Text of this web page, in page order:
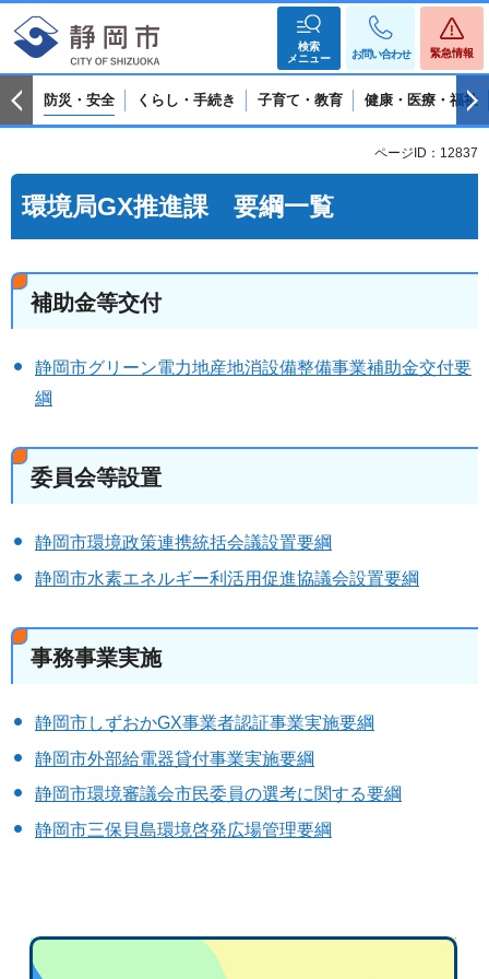
検索
メニュー
お問い合わせ 緊急情報
防災・安全 くらし・手続き 子育て・教育 健康・医療・福祉
ページID：12837
環境局GX推進課 要綱一覧
補助金等交付
静岡市グリーン電力地産地消設備整備事業補助金交付要
綱
委員会等設置
静岡市環境政策連携統括会議設置要綱
静岡市水素エネルギー利活用促進協議会設置要綱
事務事業実施
静岡市しずおかGX事業者認証事業実施要綱
静岡市外部給電器貸付事業実施要綱
静岡市環境審議会市民委員の選考に関する要綱
静岡市三保貝島環境啓発広場管理要綱